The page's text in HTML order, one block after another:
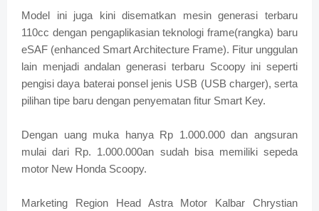
Model ini juga kini disematkan mesin generasi terbaru
110cc dengan pengaplikasian teknologi frame(rangka) baru
eSAF (enhanced Smart Architecture Frame). Fitur unggulan
lain menjadi andalan generasi terbaru Scoopy ini seperti
pengisi daya baterai ponsel jenis USB (USB charger), serta
pilihan tipe baru dengan penyematan fitur Smart Key.
Dengan uang muka hanya Rp 1.000.000 dan angsuran
mulai dari Rp. 1.000.000an sudah bisa memiliki sepeda
motor New Honda Scoopy.
Marketing Region Head Astra Motor Kalbar Chrystian